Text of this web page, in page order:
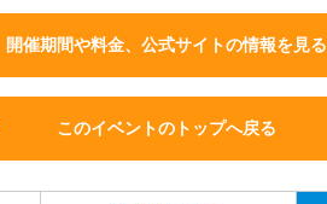
開催期間や料金、公式サイトの情報を見る
このイベントのトップへ戻る